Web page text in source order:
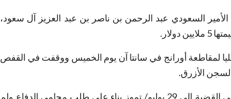
السعودي عبد الرحمن بن ناصر بن عبد العزيز آل سعود،
لمقاطعة أورانج في سانتا آن يوم الخميس ووقفت في القفص
الأزرق.
وتأجلت جلسة الإجابة على التهم الموجهة في القضية إلى 29 يوليو/ تموز بناء على طلب محامي الدفاع ولم